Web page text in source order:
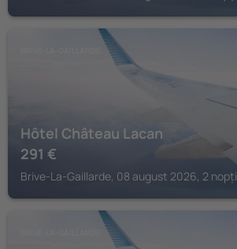
Hôtel Château Lacan
291 €
Brive-La-Gaillarde, 08 august 2026, 2 nopți